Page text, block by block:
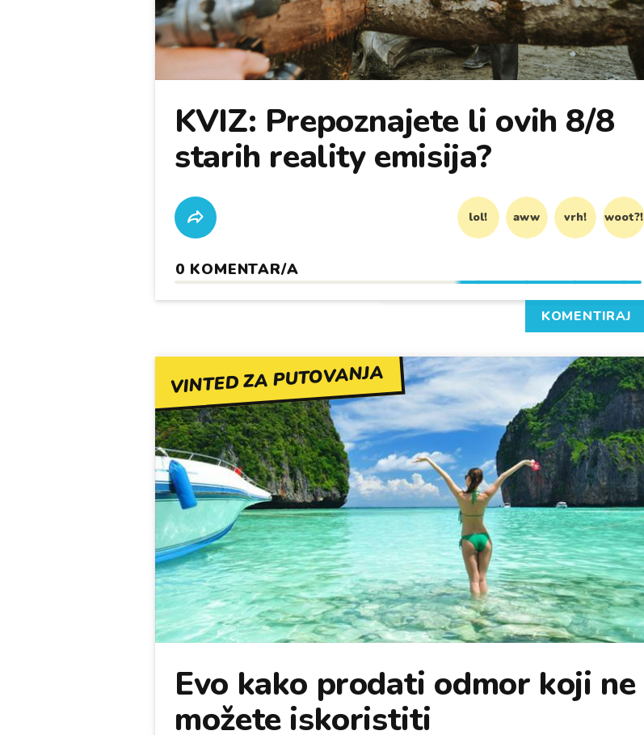
KVIZ: Prepoznajete li ovih 8/8
starih reality emisija?
lol! aww vrh! woot?!
0 KOMENTAR/A
KOMENTIRAJ
VINTED ZA PUTOVANJA
Evo kako prodati odmor koji ne
možete iskoristiti